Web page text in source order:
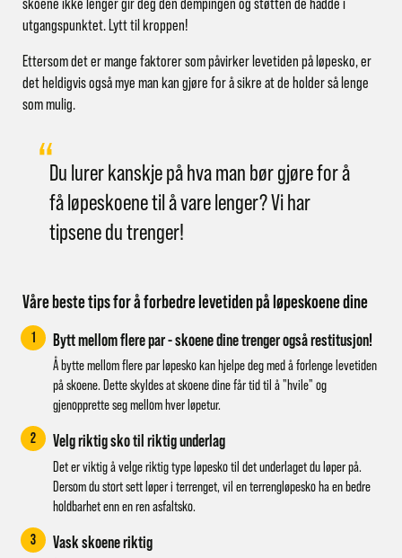
utgangspunktet. Lytt til kroppen!
Ettersom det er mange faktorer som påvirker levetiden på løpesko, er
det heldigvis også mye man kan gjøre for å sikre at de holder så lenge
som mulig.
Du lurer kanskje på hva man bør gjøre for å
få løpeskoene til å vare lenger? Vi har
tipsene du trenger!
Våre beste tips for å forbedre levetiden på løpeskoene dine
1 Bytt mellom flere par - skoene dine trenger også restitusjon!
Å bytte mellom flere par løpesko kan hjelpe deg med å forlenge levetiden
på skoene. Dette skyldes at skoene dine får tid til å "hvile" og
gjenopprette seg mellom hver løpetur.
2
Velg riktig sko til riktig underlag
Det er viktig å velge riktig type løpesko til det underlaget du løper på.
Dersom du stort sett løper i terrenget, vil en terrengløpesko ha en bedre
holdbarhet enn en ren asfaltsko.
3
Vask skoene riktig